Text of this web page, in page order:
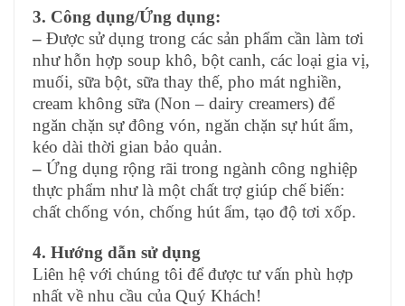
3. Công dụng/Ứng dụng:
– Được sử dụng trong các sản phẩm cần làm tơi
như hỗn hợp soup khô, bột canh, các loại gia vị,
muối, sữa bột, sữa thay thế, pho mát nghiền,
cream không sữa (Non – dairy creamers) để
ngăn chặn sự đông vón, ngăn chặn sự hút ẩm,
kéo dài thời gian bảo quản.
– Ứng dụng rộng rãi trong ngành công nghiệp
thực phẩm như là một chất trợ giúp chế biến:
chất chống vón, chống hút ẩm, tạo độ tơi xốp.
4. Hướng dẫn sử dụng
Liên hệ với chúng tôi để được tư vấn phù hợp
nhất về nhu cầu của Quý Khách!